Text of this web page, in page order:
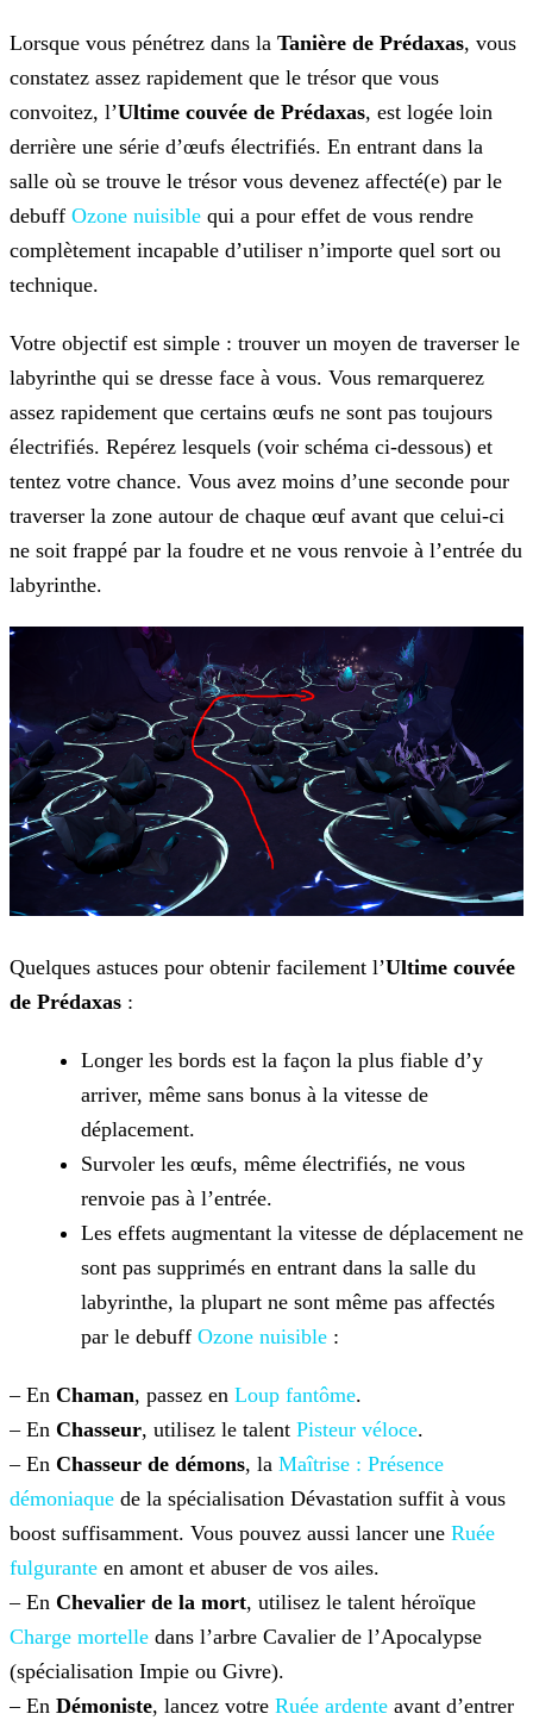
Lorsque vous pénétrez dans la Tanière de Prédaxas, vous
constatez assez rapidement que le trésor que vous
convoitez, l’Ultime couvée de Prédaxas, est logée loin
derrière une série d’œufs électrifiés. En entrant dans la
salle où se trouve le trésor vous devenez affecté(e) par le
debuff Ozone nuisible qui a pour effet de vous rendre
complètement incapable d’utiliser n’importe quel sort ou
technique.
Votre objectif est simple : trouver un moyen de traverser le
labyrinthe qui se dresse face à vous. Vous remarquerez
assez rapidement que certains œufs ne sont pas toujours
électrifiés. Repérez lesquels (voir schéma ci-dessous) et
tentez votre chance. Vous avez moins d’une seconde pour
traverser la zone autour de chaque œuf avant que celui-ci
ne soit frappé par la foudre et ne vous renvoie à l’entrée du
labyrinthe.
Quelques astuces pour obtenir facilement l’Ultime couvée
de Prédaxas :
Longer les bords est la façon la plus fiable d’y
arriver, même sans bonus à la vitesse de
déplacement.
Survoler les œufs, même électrifiés, ne vous
renvoie pas à l’entrée.
Les effets augmentant la vitesse de déplacement ne
sont pas supprimés en entrant dans la salle du
labyrinthe, la plupart ne sont même pas affectés
par le debuff Ozone nuisible :
– En Chaman, passez en Loup fantôme.
– En Chasseur, utilisez le talent Pisteur véloce.
– En Chasseur de démons, la Maîtrise : Présence
démoniaque de la spécialisation Dévastation suffit à vous
boost suffisamment. Vous pouvez aussi lancer une Ruée
fulgurante en amont et abuser de vos ailes.
– En Chevalier de la mort, utilisez le talent héroïque
Charge mortelle dans l’arbre Cavalier de l’Apocalypse
(spécialisation Impie ou Givre).
– En Démoniste, lancez votre Ruée ardente avant d’entrer